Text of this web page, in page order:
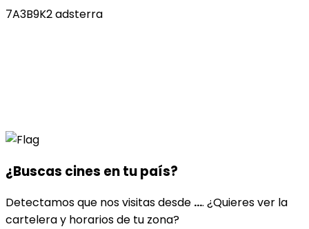
7A3B9K2 adsterra
¿Buscas cines entu país?
Detectamos que nos visitas desde .... ¿Quieres ver la
cartelera y horarios de tu zona?